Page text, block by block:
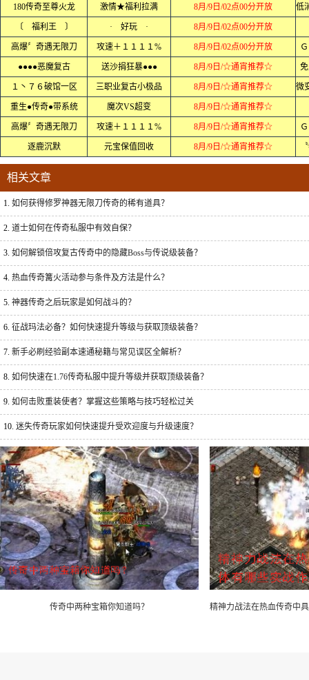
180传奇至尊火龙 激情★福利拉满 8月/9日/02点00分开放
〔 福利王 〕 · 好玩 · 8月/9日/02点00分开放
高爆〞奇遇无限刀 攻速＋１１１１% 8月/9日/02点00分开放
●●●●恶魔复古 送沙捐狂暴●●● 8月/9日/☆通宵推荐☆
１丶７６破馆一区 三职业复古小极品 8月/9日/☆通宵推荐☆
重生●传奇●带系统 魔次VS超变 8月/9日/☆通宵推荐☆
高爆〞奇遇无限刀 攻速＋１１１１% 8月/9日/☆通宵推荐☆
逐鹿沉默 元宝保值回收 8月/9日/☆通宵推荐☆
相关文章
1. 如何获得修罗神器无限刀传奇的稀有道具？
2. 道士如何在传奇私服中有效自保？
3. 如何解锁倍攻复古传奇中的隐藏Boss与传说级装备？
4. 热血传奇篝火活动参与条件及方法是什么？
5. 神器传奇之后玩家是如何战斗的？
6. 征战玛法必备？如何快速提升等级与获取顶级装备？
7. 新手必刷经验副本速通秘籍与常见误区全解析？
8. 如何快速在1.76传奇私服中提升等级并获取顶级装备？
9. 如何击败重装使者？掌握这些策略与技巧轻松过关
10. 迷失传奇玩家如何快速提升受欢迎度与升级速度？
传奇中两种宝箱你知道吗？ 精神力战法在热血传奇中